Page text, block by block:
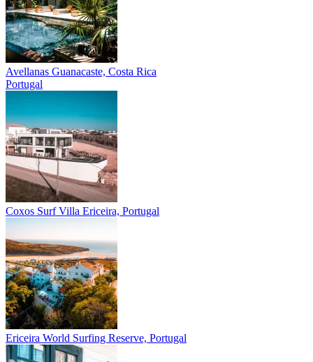
Avellanas Guanacaste, Costa Rica
Portugal
Coxos Surf Villa Ericeira, Portugal
Ericeira World Surfing Reserve, Portugal